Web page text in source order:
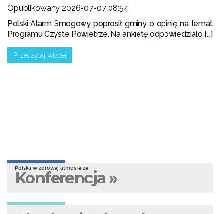
Opublikowany 2026-07-07 08:54
Polski Alarm Smogowy poprosił gminy o opinię na temat
Programu Czyste Powietrze. Na ankietę odpowiedziało [...]
Przeczytaj więcej
Polska w zdrowej atmosferze
Konferencja »